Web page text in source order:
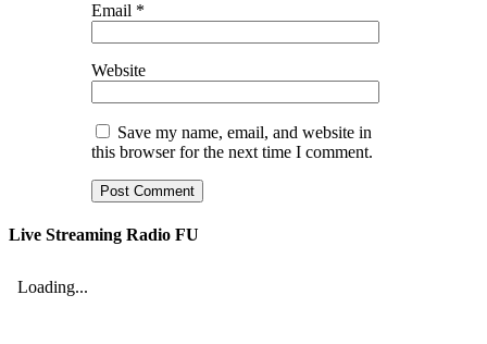
Email *
Website
Save my name, email, and website in
this browser for the next time I comment.
Live Streaming Radio FU